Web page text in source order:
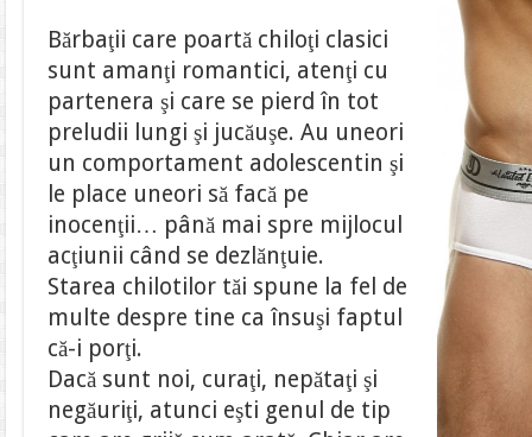
Bărbaţii care poartă chiloţi clasici
sunt amanţi romantici, atenţi cu
partenera şi care se pierd în tot
preludii lungi şi jucăuşe. Au uneori
un comportament adolescentin şi
le place uneori să facă pe
inocenţii… până mai spre mijlocul
acţiunii când se dezlănţuie.
Starea chilotilor tăi spune la fel de
multe despre tine ca însuşi faptul
că-i porţi.
Dacă sunt noi, curaţi, nepătaţi şi
negăuriţi, atunci eşti genul de tip